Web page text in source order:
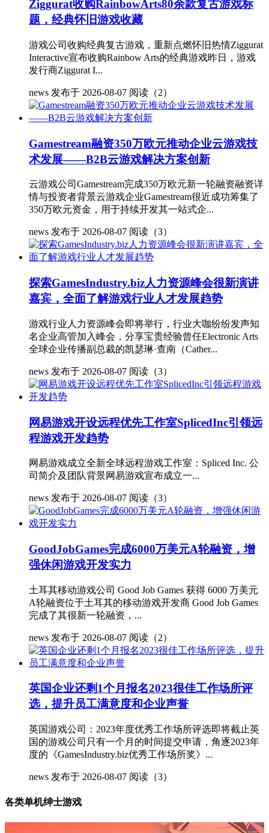
Ziggurat收购RainbowArts80余款复古游戏标
题，经典怀旧游戏收藏
游戏公司收购经典复古游戏，重新点燃怀旧热情Ziggurat
Interactive宣布收购Rainbow Arts的经典游戏昨日，游戏
发行商Ziggurat I...
news 发布于 2026-08-07 阅读（2）
Gamestream融资350万欧元推动企业云游戏技
术发展——B2B云游戏解决方案创新
云游戏公司Gamestream完成350万欧元新一轮融资融资详
情与投资者背景云游戏企业Gamestream很近成功筹集了
350万欧元资金，用于持续开发其一站式企...
news 发布于 2026-08-07 阅读（3）
探索GamesIndustry.biz人力资源峰会很新演讲
嘉宾，全面了解游戏行业人才发展趋势
游戏行业人力资源峰会即将举行，行业大咖纷纷发声知
名企业高管加入峰会，分享宝贵经验曾任Electronic Arts
全球企业传播副总裁的凯瑟琳·查南（Cather...
news 发布于 2026-08-07 阅读（3）
网易游戏开设远程优先工作室SplicedInc引领远
程游戏开发趋势
网易游戏成立全新全球远程游戏工作室：Spliced Inc. 公
司简介及团队背景网易游戏宣布成立一...
news 发布于 2026-08-07 阅读（3）
GoodJobGames完成6000万美元A轮融资，增
强休闲游戏开发实力
土耳其移动游戏公司 Good Job Games 获得 6000 万美元
A轮融资位于土耳其的移动游戏开发商 Good Job Games
完成了其很新一轮融资，...
news 发布于 2026-08-07 阅读（2）
英国企业还剩1个月报名2023很佳工作场所评
选，提升员工满意度和企业声誉
英国游戏公司：2023年度优秀工作场所评选即将截止英
国的游戏公司只有一个月的时间提交申请，角逐2023年
度的《GamesIndustry.biz优秀工作场所奖》...
news 发布于 2026-08-07 阅读（3）
各类单机绅士游戏